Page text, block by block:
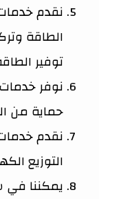
نقدم
الطاقة
توفير
نوفر
حماية من
نقدم
التوزيع
يمكننا في